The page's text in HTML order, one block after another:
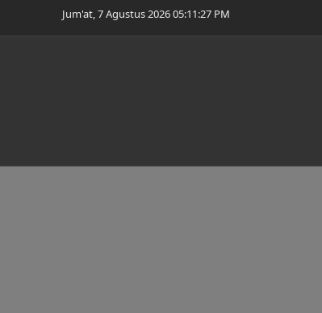
Jum'at, 7 Agustus 2026 05:11:29 PM